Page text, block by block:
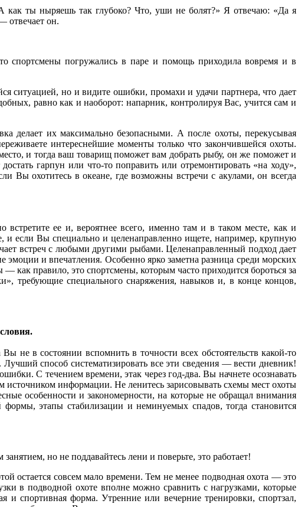
ты ныряешь так глубоко? Что, уши не болят?» Я отвечаю: «Да я
отвечает он.
спортсмены погружались в паре и помощь приходила вовремя и в
ситуацией, но и видите ошибки, промахи и удачи партнера, что дает
равно как и наоборот: напарник, контролируя Вас, учится сам и
делает их максимально безопасными. А после охоты, перекусывая
интереснейшие моменты только что закончившейся охоты.
и тогда ваш товарищ поможет вам добрать рыбу, он же поможет и
гарпун или что-то поправить или отремонтировать «на ходу»,
Вы охотитесь в океане, где возможны встречи с акулами, он всегда
ее и, вероятнее всего, именно там и в таком месте, как и
и если Вы специально и целенаправленно ищете, например, крупную
встреч с любыми другими рыбами. Целенаправленный подход дает
эмоции и впечатления. Особенно ярко заметна разница среди морских
правило, это спортсмены, которым часто приходится бороться за
требующие специального снаряжения, навыков и, в конце концов,
в состоянии вспомнить в точности всех обстоятельств какой-то
способ систематизировать все эти сведения — вести дневник!
С течением времени, этак через год-два. Вы начнете осознавать
источником информации. Не ленитесь зарисовывать схемы мест охоты
особенности и закономерности, на которые не обращал внимания
этапы стабилизации и неминуемых спадов, тогда становится
но не поддавайтесь лени и поверьте, это работает!
остается совсем мало времени. Тем не менее подводная охота — это
в подводной охоте вполне можно сравнить с нагрузками, которые
и спортивная форма. Утренние или вечерние тренировки, спортзал,